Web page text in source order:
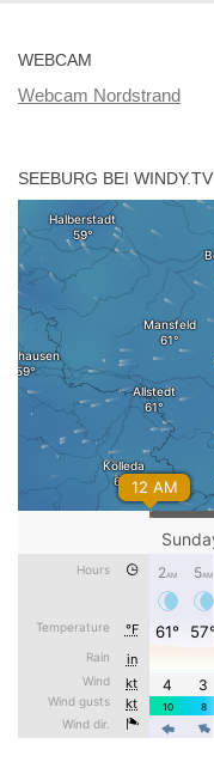
WEBCAM
Webcam Nordstrand
SEEBURG BEI WINDY.TV